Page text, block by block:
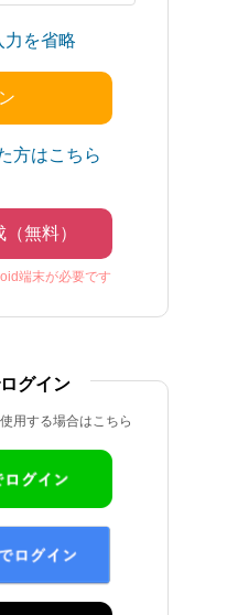
力を省略
方はこちら
無料）
端末が必要です
用する場合はこちら
グイン